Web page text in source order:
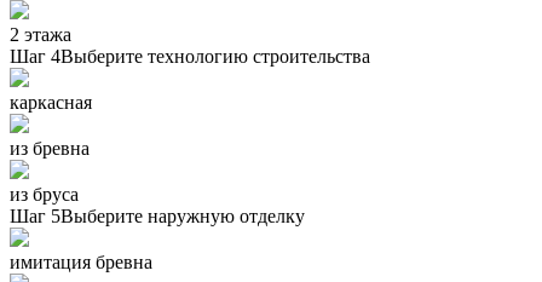
2 этажа
Шаг 4Выберите технологию строительства
каркасная
из бревна
из бруса
Шаг 5Выберите наружную отделку
имитация бревна